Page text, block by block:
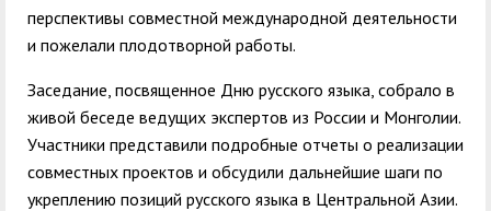
перспективы совместной международной деятельности
и пожелали плодотворной работы.
Заседание, посвященное Дню русского языка, собрало в
живой беседе ведущих экспертов из России и Монголии.
Участники представили подробные отчеты о реализации
совместных проектов и обсудили дальнейшие шаги по
укреплению позиций русского языка в Центральной Азии.